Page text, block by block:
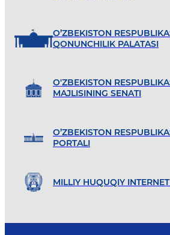
O’ZBEKISTON
QONUNCHILIK PALATASI
O'ZBEKISTON
MAJLISINING SENATI
O’ZBEKISTON
PORTALI
MILLIY HUQUQIY